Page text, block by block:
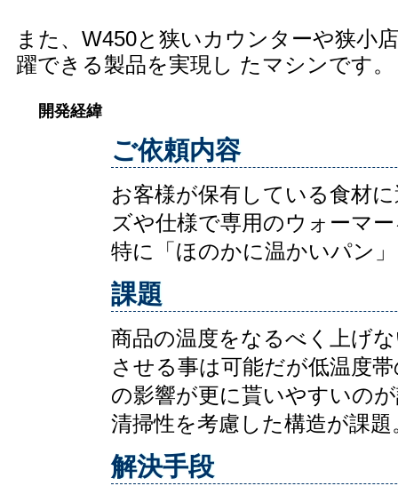
また、W450と狭いカウンターや狭小
躍できる製品を実現し たマシンです。
開発経緯
ご依頼内容
お客様が保有している食材
ズや仕様で専用のウォーマ
特に「ほのかに温かいパン
課題
商品の温度をなるべく上げ
させる事は可能だが低温度
の影響が更に貰いやすいの
清掃性を考慮した構造が課題
解決手段